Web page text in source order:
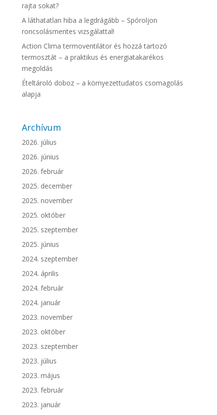
rajta sokat?
A láthatatlan hiba a legdrágább – Spóroljon
roncsolásmentes vizsgálattal!
Action Clima termoventilátor és hozzá tartozó
termosztát – a praktikus és energiatakarékos
megoldás
Ételtároló doboz – a környezettudatos csomagolás
alapja
Archívum
2026. július
2026. június
2026. február
2025. december
2025. november
2025. október
2025. szeptember
2025. június
2024. szeptember
2024. április
2024. február
2024. január
2023. november
2023. október
2023. szeptember
2023. július
2023. május
2023. február
2023. január